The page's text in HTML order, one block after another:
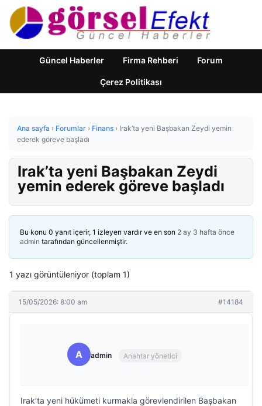
Güncel Haberler Firma Rehberi Forum
Çerez Politikası
Ana sayfa › Forumlar › Finans › Irak’ta yeni Başbakan Zeydi yemin
ederek göreve başladı
Irak’ta yeni Başbakan Zeydi
yemin ederek göreve başladı
Bu konu 0 yanıt içerir, 1 izleyen vardır ve en son 2 ay 3 hafta önce
admin tarafından güncellenmiştir.
1 yazı görüntüleniyor (toplam 1)
15/05/2026: 8:00 am #14184
A admin Anahtar yönetici
Irak’ta yeni hükümeti kurmakla görevlendirilen Başbakan